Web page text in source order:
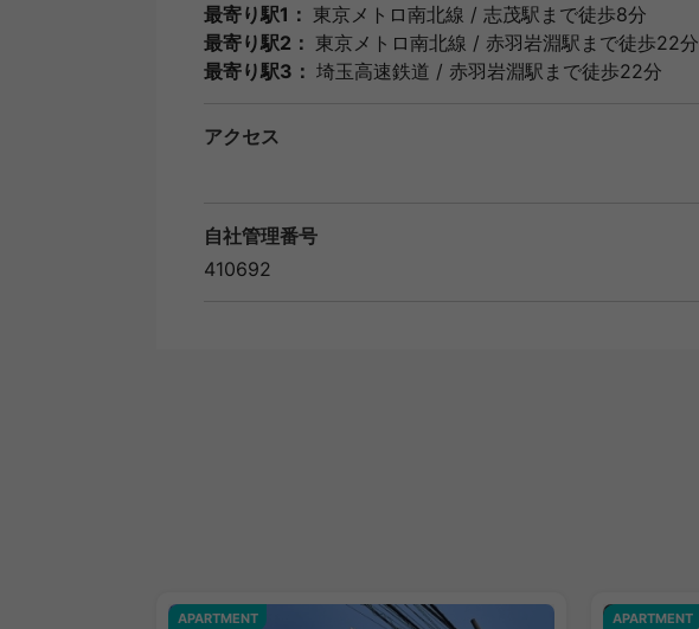
最寄り駅1： 東京メトロ南北線 / 志茂駅 まで徒歩8分
最寄り駅2： 東京メトロ南北線 / 赤羽岩淵駅 まで徒歩22分
最寄り駅3： 埼玉高速鉄道 / 赤羽岩淵駅 まで徒歩22分
アクセス
自社管理番号
410692
APARTMENT APARTMENT